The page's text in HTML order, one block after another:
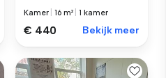
Kamer |16 m² |1 kamer
€ 440 Bekijk meer